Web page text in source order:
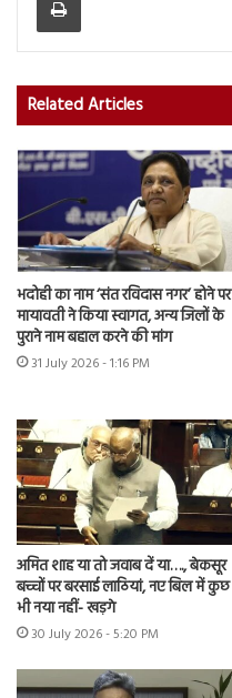
Related Articles
भदोही का नाम ‘संत रविदास नगर’ होने पर
मायावती ने किया स्वागत, अन्य जिलों के
पुराने नाम बहाल करने की मांग
31 July 2026 - 1:16 PM
अमित शाह या तो जवाब दें या…., बेकसूर
बच्चों पर बरसाई लाठियां, नए बिल में कुछ
भी नया नहीं- खड़गे
30 July 2026 - 5:20 PM